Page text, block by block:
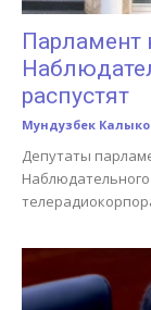
Парламент
распустят
Мундузбек
Депутаты